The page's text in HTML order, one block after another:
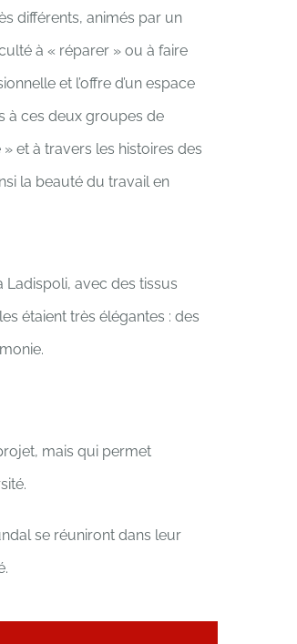
différents, animés par un
à « réparer » ou à faire
et l’offre d’un espace
à ces deux groupes de
et à travers les histoires des
la beauté du travail en
avec des tissus
étaient très élégantes : des
mais qui permet
se réuniront dans leur